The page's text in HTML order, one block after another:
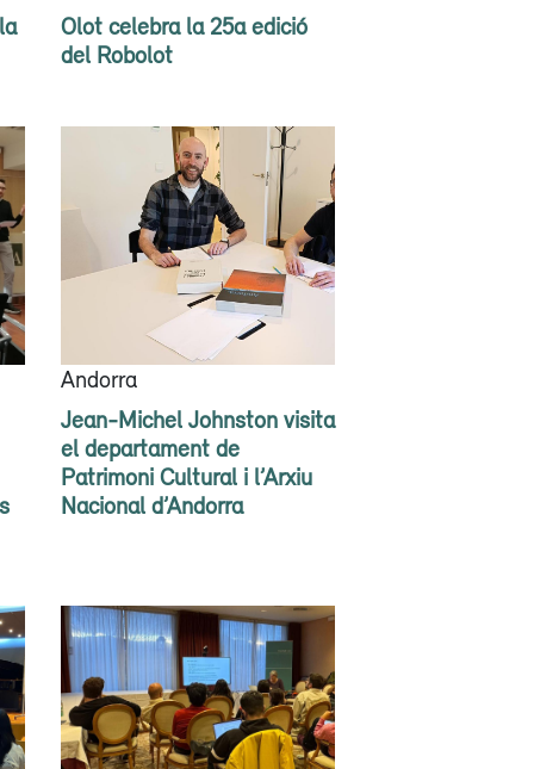
Olot celebra la 25a edició
del Robolot
Andorra
Jean-Michel Johnston visita
el departament de
Patrimoni Cultural i l’Arxiu
Nacional d’Andorra